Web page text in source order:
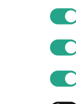
mørkt glat hår og er
en par høje lilla